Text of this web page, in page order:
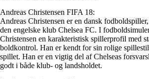
Andreas Christensen FIFA 18:
Andreas Christensen er en dansk
den engelske klub Chelsea FC. I
Christensen en karakteristisk spillerprofil med
boldkontrol. Han er kendt for sin rolige
spillet. Han er en vigtig del af Chelseas
godt i både klub- og landsholdet.